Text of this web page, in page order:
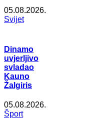
05.08.2026.
Svijet
Dinamo
uvjerljivo
svladao
Kauno
Žalgiris
05.08.2026.
Šport